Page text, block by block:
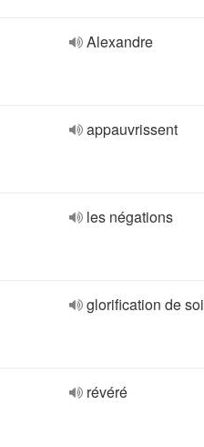
Alexandre
appauvrissent
les négations
glorification de soi
révéré